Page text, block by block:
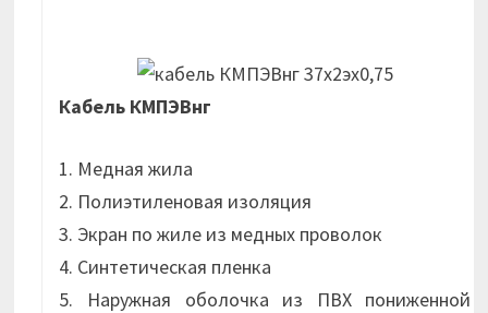
Кабель КМПЭВнг
1. Медная жила
2. Полиэтиленовая изоляция
3. Экран по жиле из медных проволок
4. Синтетическая пленка
5. Наружная оболочка из ПВХ пониженной